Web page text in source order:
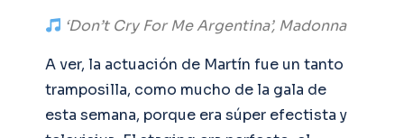
‘Don’t Cry For Me Argentina’, Madonna
A ver, la actuación de Martín fue un tanto
tramposilla, como mucho de la gala de
esta semana, porque era súper efectista y